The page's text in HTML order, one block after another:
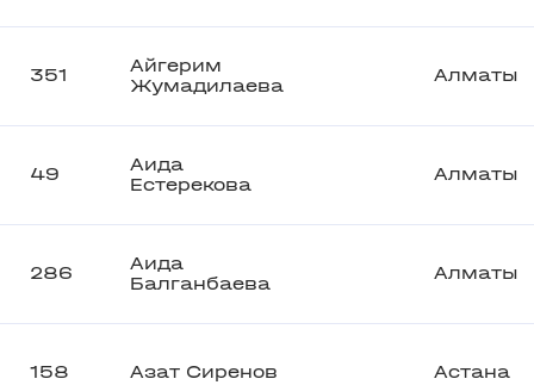
351
Айгерим
Жумадилаева
Алматы
49
Аида
Естерекова
Алматы
286
Аида
Балганбаева
Алматы
158 Азат Сиренов Астана